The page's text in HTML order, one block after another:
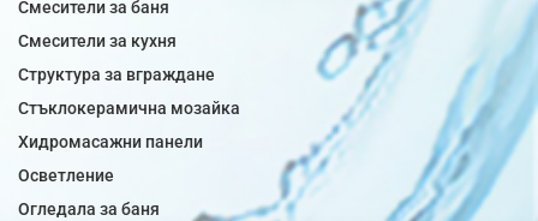
Смесители за баня
Смесители за кухня
Структура за вграждане
Стъклокерамична мозайка
Хидромасажни панели
Осветление
Огледала за баня